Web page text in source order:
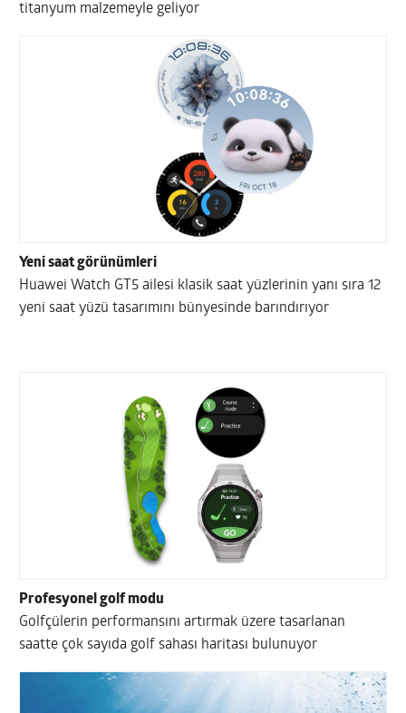
titanyum malzemeyle geliyor
Yeni saat görünümleri
Huawei Watch GT5 ailesi klasik saat yüzlerinin yanı sıra 12
yeni saat yüzü tasarımını bünyesinde barındırıyor
Profesyonel golf modu
Golfçülerin performansını artırmak üzere tasarlanan
saatte çok sayıda golf sahası haritası bulunuyor